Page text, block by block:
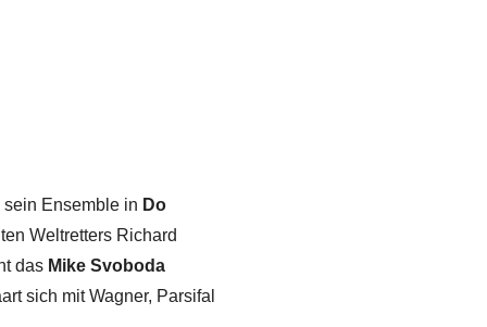
sein Ensemble in Do
Weltretters Richard
das Mike Svoboda
sich mit Wagner, Parsifal